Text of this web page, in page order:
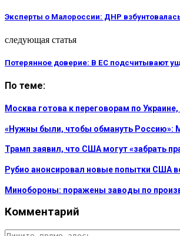
Эксперты о Малороссии: ДНР
следующая статья
Потерянное доверие: В ЕС подсчитывают
По теме:
Москва готова к переговорам по
«Нужны были, чтобы обмануть Россию»:
Трамп заявил, что США могут «забрать
Рубио анонсировал новые попытки США
Минобороны: поражены заводы по
Комментарий